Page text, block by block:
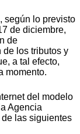
según lo previsto
de diciembre,
de
los tributos y
a tal efecto,
momento.
del modelo
Agencia
las siguientes